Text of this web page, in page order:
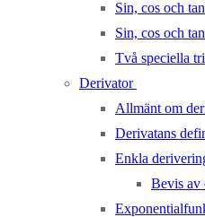
Sin, cos och tan
Sin, cos och
Två speciella
Derivator
Allmänt om
Derivatans
Enkla
Bevis av